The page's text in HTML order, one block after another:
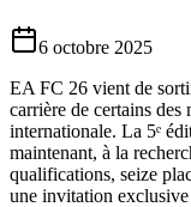
6 octobre 2025
EA FC 26 vient de
carrière de certains des
internationale. La 5ᵉ
maintenant, à la
qualifications, seize
une invitation exclusive